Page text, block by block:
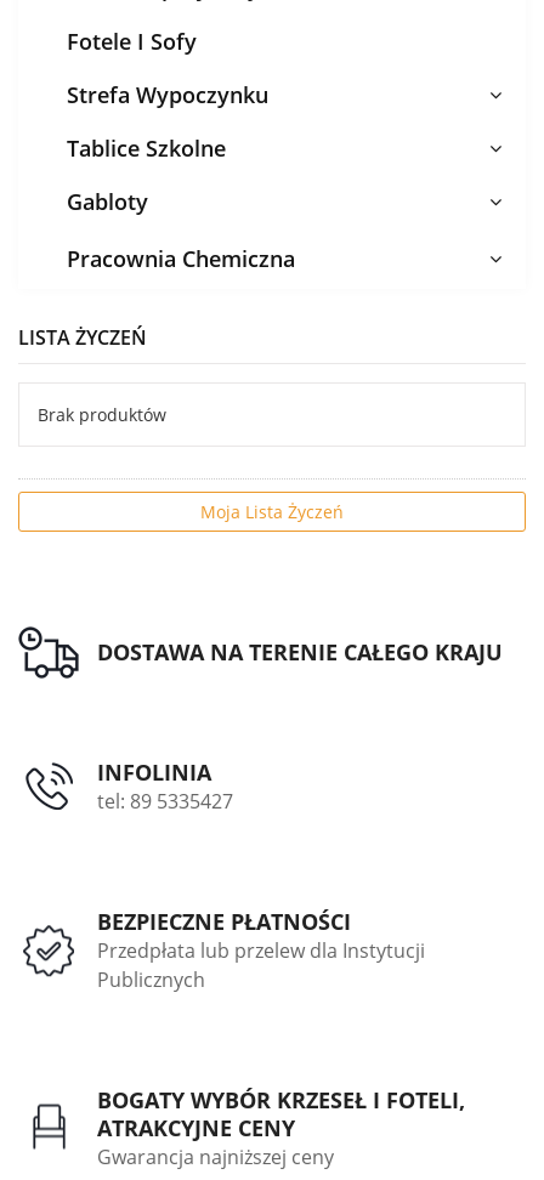
Fotele I Sofy
Strefa Wypoczynku
Tablice Szkolne
Gabloty
Pracownia Chemiczna
LISTA ŻYCZEŃ
Brak produktów
Moja Lista Życzeń
DOSTAWA NA TERENIE CAŁEGO KRAJU
INFOLINIA
tel: 89 5335427
BEZPIECZNE PŁATNOŚCI
Przedpłata lub przelew dla Instytucji
Publicznych
BOGATY WYBÓR KRZESEŁ I FOTELI,
ATRAKCYJNE CENY
Gwarancja najniższej ceny